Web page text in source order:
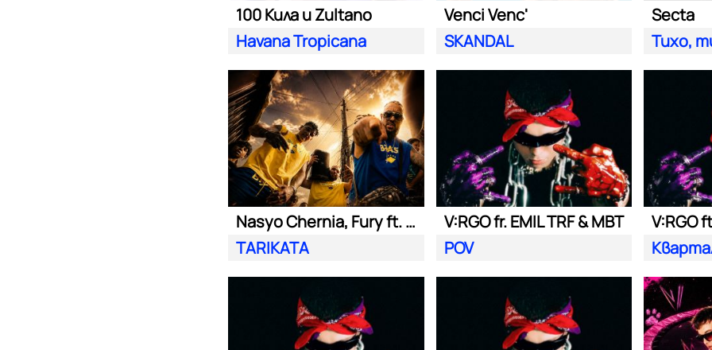
100 Кила и Zultano
Havana Tropicana
Venci Venc'
SKANDAL
Secta
Тихо,
Nasyo Chernia, Fury ft. Bobo Armani
TARIKATA
V:RGO fr. EMIL TRF & MBT
POV
V:RGO